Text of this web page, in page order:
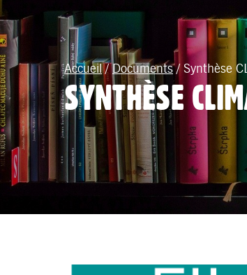
Accueil/Documents/ Synthèse
SYNTHÈSE